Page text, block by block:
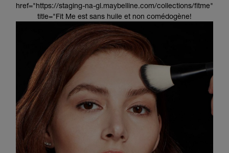
href="https://staging-na-gl.maybelline.com/collections/fitme"
title="Fit Me est sans huile et non comédogène!